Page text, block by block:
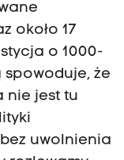
około 17
o 1000-
spowoduje, że
nie jest tu
uwolnienia